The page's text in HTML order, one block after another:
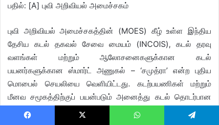
பதில்: [A] புவி அறிவியல் அமைச்சகம்
புவி அறிவியல் அமைச்சகத்தின் (MOES) கீழ் உள்ள இந்திய
தேசிய கடல் தகவல் சேவை மையம் (INCOIS), கடல் தரவு
வளங்கள் மற்றும் ஆலோசனைகளுக்கான கடல்
பயனர்களுக்கான ஸ்மார்ட் அணுகல் – ‘சமுத்ரா’ என்ற புதிய
மொபைல் செயலியை வெளியிட்டது. கடற்பயணிகள் மற்றும்
மீனவ சமூகத்திற்குப் பயன்படும் அனைத்து கடல் தொடர்பான
சேவைகள் பற்றிய விரிவான தகவல்களை வழங்குவதை இது